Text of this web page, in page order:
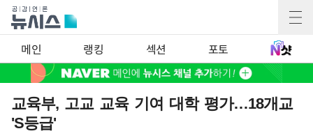
메인 랭킹 섹션 포토
교육부, 고교 교육 기여 대학 평가…18개교
'S등급'